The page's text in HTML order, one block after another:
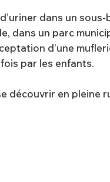
dans un
dans un parc
d’une
par les enfants.
découvrir en pleine